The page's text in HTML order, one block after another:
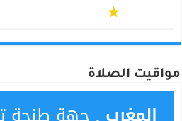
مواقيت الصلاة